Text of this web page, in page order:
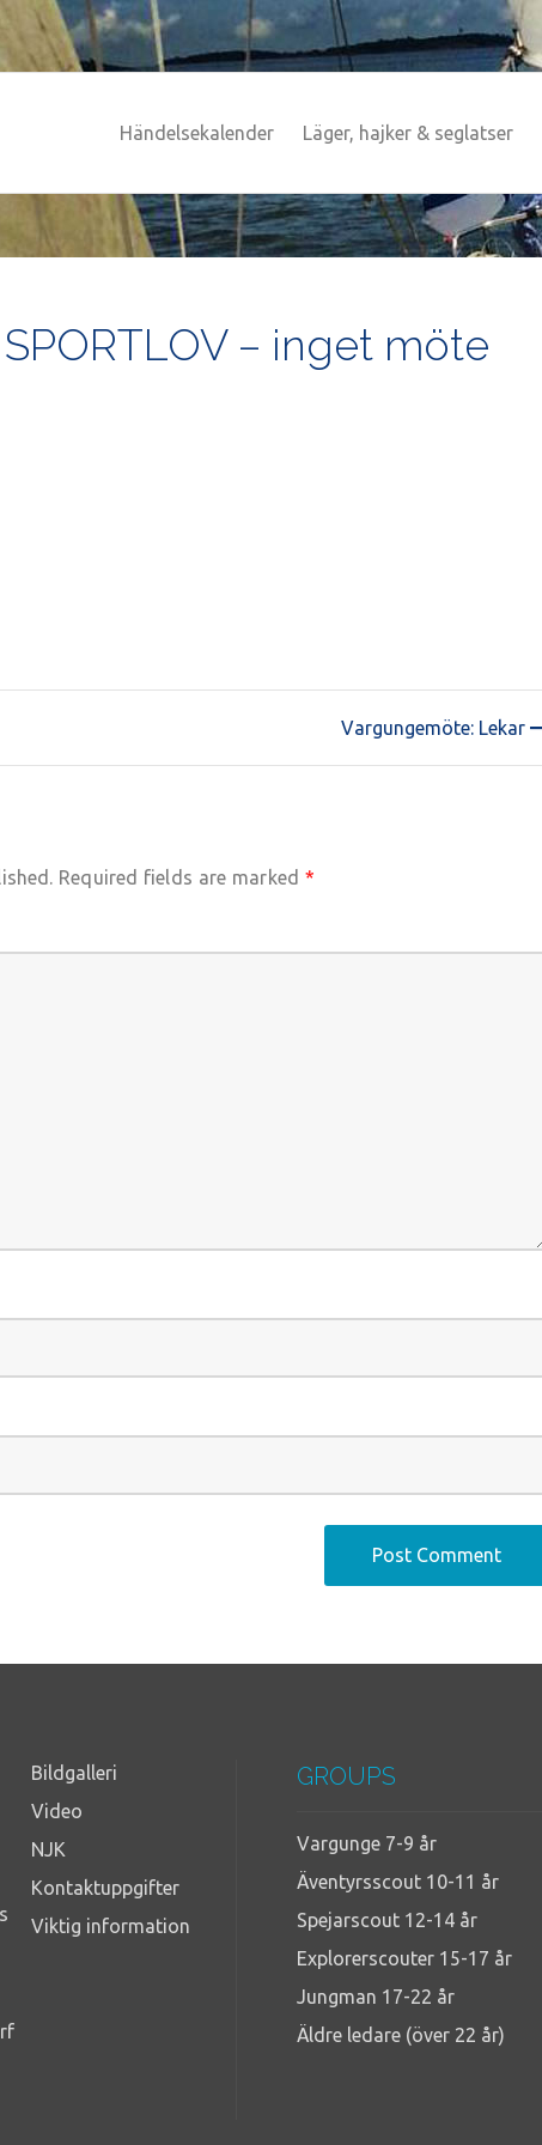
Händelsekalender Läger, hajker & seglatser
– inget möte
Vargungemöte: Lekar
Required fields are marked *
Bildgalleri
Video
NJK
Kontaktuppgifter
Viktig information
GROUPS
Vargunge 7-9 år
Äventyrsscout 10-11 år
Spejarscout 12-14 år
Explorerscouter 15-17 år
Jungman 17-22 år
Äldre ledare (över 22 år)